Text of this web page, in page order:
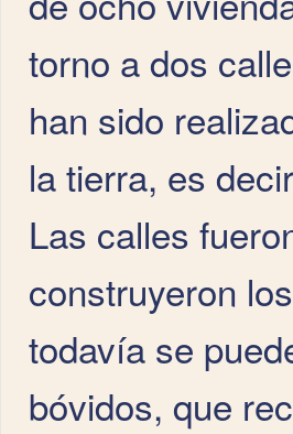
torno a dos
han sido
la tierra, es
Las calles
construyeron
todavía se
bóvidos, que